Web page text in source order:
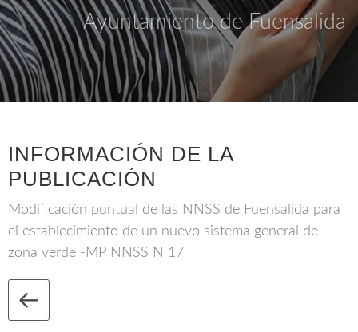
Ayuntamiento de Fuensalida
INFORMACIÓN DE LA
PUBLICACIÓN
Modificación puntual de las NNSS de Fuensalida para
el establecimiento de un nuevo sistema general de
zona verde -MP NNSS N 17